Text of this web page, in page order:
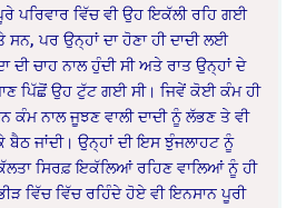
ਪਰਿਵਾਰ ਵਿੱਚ ਵੀ ਉਹ ਇਕੱਲੀ ਰਹਿ ਗਈ
ਸਨ, ਪਰ ਉਨ੍ਹਾਂ ਦਾ ਹੋਣਾ ਹੀ ਦਾਦੀ ਲਈ
ਦੀ ਚਾਹ ਨਾਲ ਹੁੰਦੀ ਸੀ ਅਤੇ ਰਾਤ ਉਨ੍ਹਾਂ ਦੇ
ਪਿੱਛੋਂ ਉਹ ਟੁੱਟ ਗਈ ਸੀ। ਜਿਵੇਂ ਕੋਈ ਕੰਮ ਹੀ
ਕੰਮ ਨਾਲ ਜੂਝਣ ਵਾਲੀ ਦਾਦੀ ਨੂੰ ਲੱਭਣ ਤੇ ਵੀ
ਬੈਠ ਜਾਂਦੀ। ਉਨ੍ਹਾਂ ਦੀ ਇਸ ਝੁੰਜਲਾਹਟ ਨੂੰ
ਸਿਰਫ਼ ਇਕੱਲਿਆਂ ਰਹਿਣ ਵਾਲਿਆਂ ਨੂੰ ਹੀ
ਵਿੱਚ ਵਿੱਚ ਰਹਿੰਦੇ ਹੋਏ ਵੀ ਇਨਸਾਨ ਪੂਰੀ